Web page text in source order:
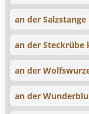
an der
an der Steckrübe
an der
an der